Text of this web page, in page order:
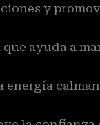
y
ayuda a
energía